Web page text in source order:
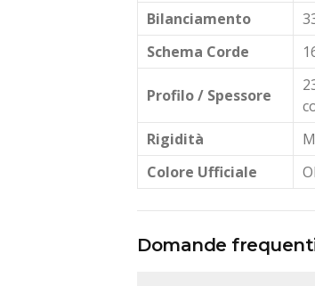
Bilanciamento
Schema Corde
Profilo / Spessore
Rigidità
Colore Ufficiale
Domande